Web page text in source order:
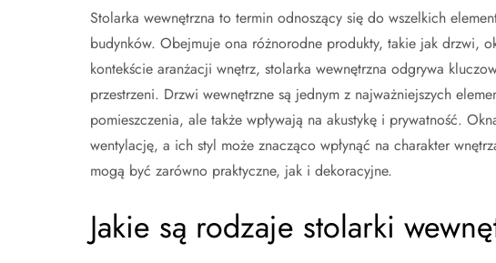
Stolarka wewnętrzna to termin odnoszący się do wszelkich
budynków. Obejmuje ona różnorodne produkty, takie jak drzwi,
kontekście aranżacji wnętrz, stolarka wewnętrzna odgrywa
przestrzeni. Drzwi wewnętrzne są jednym z najważniejszych
pomieszczenia, ale także wpływają na akustykę i prywatność.
wentylację, a ich styl może znacząco wpłynąć na charakter
mogą być zarówno praktyczne, jak i dekoracyjne.
Jakie są rodzaje stolarki